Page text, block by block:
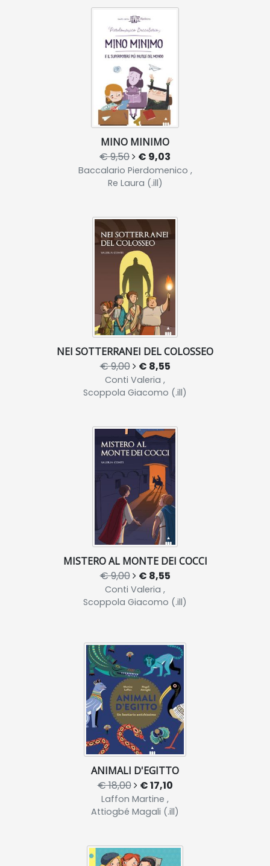
MINO MINIMO
€ 9,50 € 9,03
Baccalario Pierdomenico ,
Re Laura (.ill)
NEI SOTTERRANEI DEL COLOSSEO
€ 9,00 € 8,55
Conti Valeria ,
Scoppola Giacomo (.ill)
MISTERO AL MONTE DEI COCCI
€ 9,00 € 8,55
Conti Valeria ,
Scoppola Giacomo (.ill)
ANIMALI D'EGITTO
€ 18,00 € 17,10
Laffon Martine ,
Attiogbé Magali (.ill)